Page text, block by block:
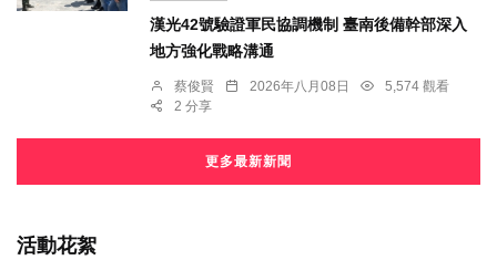
漢光42號驗證軍民協調機制 臺南後備幹部深入
地方強化戰略溝通
蔡俊賢 2026年八月08日
5,574 觀看
2 分享
更多最新新聞
活動花絮